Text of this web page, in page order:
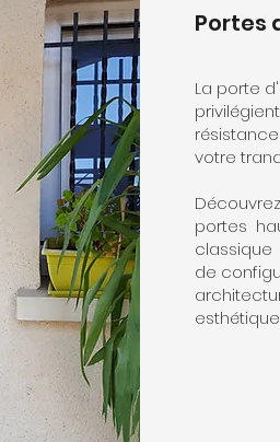
Portes
La porte
votre
portes
classique
de